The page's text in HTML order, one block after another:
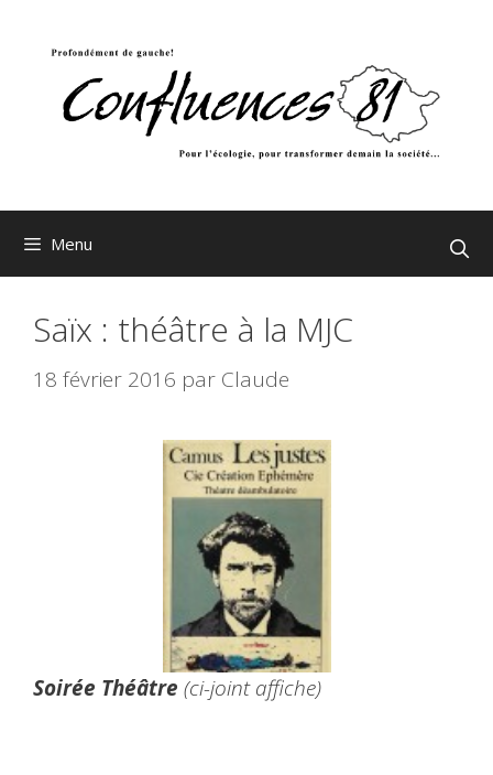
Menu
Saïx : théâtre à la MJC
18 février 2016 par Claude
Soirée Théâtre (ci-joint affiche)